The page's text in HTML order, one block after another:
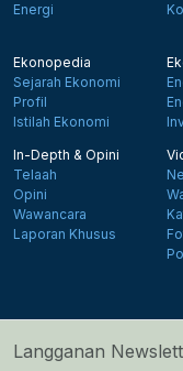
Energi
Ekonopedia
Sejarah Ekonomi
Profil
Istilah Ekonomi
In-Depth & Opini
Telaah
Opini
Wawancara
Laporan Khusus
Langganan